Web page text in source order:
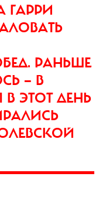
ГАРРИ
РАНЬШЕ
— В
ЭТОТ ДЕНЬ